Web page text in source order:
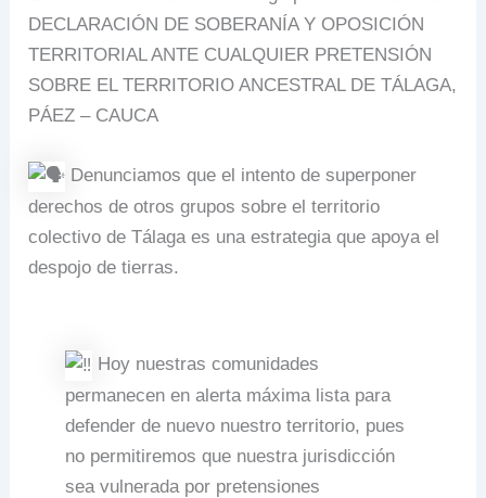
DECLARACIÓN DE SOBERANÍA Y OPOSICIÓN
TERRITORIAL ANTE CUALQUIER PRETENSIÓN
SOBRE EL TERRITORIO ANCESTRAL DE TÁLAGA,
PÁEZ – CAUCA
Denunciamos que el intento de superponer
derechos de otros grupos sobre el territorio
colectivo de Tálaga es una estrategia que apoya el
despojo de tierras.
Hoy nuestras comunidades
permanecen en alerta máxima lista para
defender de nuevo nuestro territorio, pues
no permitiremos que nuestra jurisdicción
sea vulnerada por pretensiones